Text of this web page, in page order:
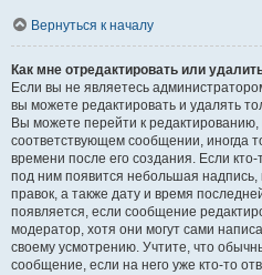
Вернуться к началу
Как мне отредактировать или
Если вы не являетесь
вы можете редактировать и удалять
Вы можете перейти к редактированию,
соответствующем сообщении, иногда
времени после его создания. Если
под ним появится небольшая надпись,
правок, а также дату и время
появляется, если сообщение
модератор, хотя они могут сами
своему усмотрению. Учтите, что
сообщение, если на него уже кто-то